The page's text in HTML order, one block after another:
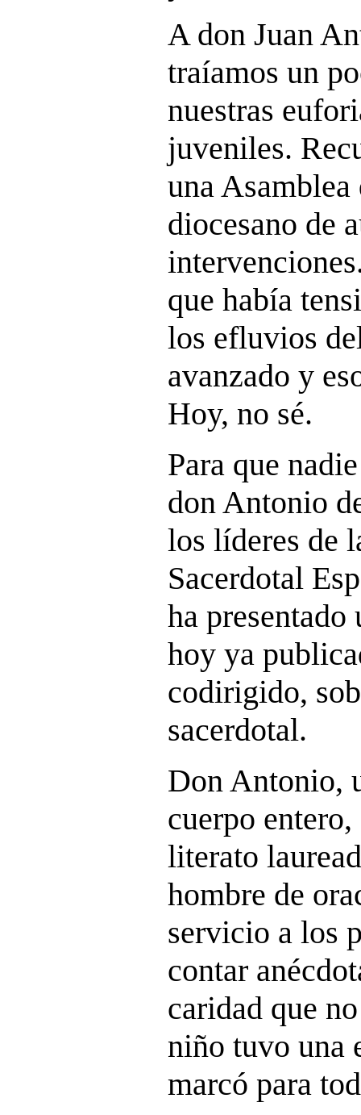
A don Juan
traíamos un
nuestras
juveniles.
una
diocesano de
que había
los efluvios
avanzado y
Hoy, no sé.
Para que
don Antonio
los líderes de
Sacerdotal
ha presentado
hoy ya
codirigido,
sacerdotal.
Don Antonio,
cuerpo
literato
hombre de
servicio a los
contar
caridad que
niño tuvo una
marcó para